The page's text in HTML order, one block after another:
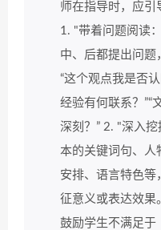
师在指导时，应引
1. "带着问题阅读
中、后都提出问题
“这个观点我是否
经验有何联系？”“
深刻？” 2. "深入
本的关键词句、人
安排、语言特色等
征意义或表达效果
鼓励学生不满足于